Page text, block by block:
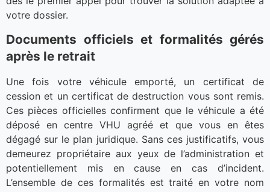
votre dossier.
Documents officiels et formalités gérés
après le retrait
Une fois votre véhicule emporté, un certificat de
cession et un certificat de destruction vous sont remis.
Ces pièces officielles confirment que le véhicule a été
déposé en centre VHU agréé et que vous en êtes
dégagé sur le plan juridique. Sans ces justificatifs, vous
demeurez propriétaire aux yeux de l’administration et
potentiellement mis en cause en cas d’incident.
L’ensemble de ces formalités est traité en votre nom